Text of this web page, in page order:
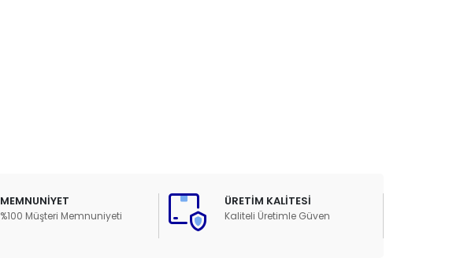
MEMNUNİYET
%100 Müşteri Memnuniyeti
ÜRETİM KALİTESİ
Kaliteli Üretimle Güven